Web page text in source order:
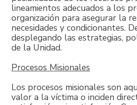
lineamientos adecuados a los
organización para asegurar la
necesidades y condicionantes.
desplegando las estrategias,
de la Unidad.
Procesos Misionales
Los procesos misionales son
valor a la víctima o inciden